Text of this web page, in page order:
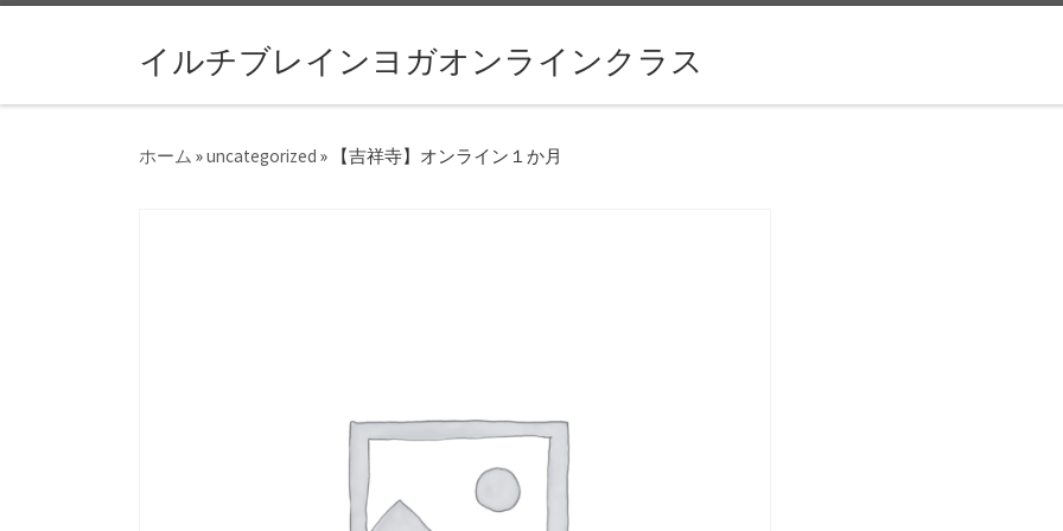
イルチブレインヨガオンラインクラス
ホーム »uncategorized » 【吉祥寺】オンライン１か月